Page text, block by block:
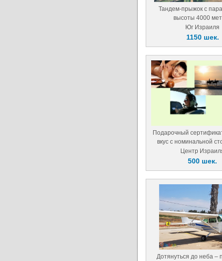
Тандем-прыжок с
высоты 4000
Юг Израиля
1150 шек.
Подарочный
вкус с номинальной
Центр
500 шек.
Дотянуться до неба –